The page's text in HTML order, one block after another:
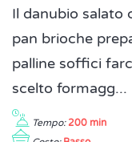
Il danubio salato
pan brioche
palline soffici
scelto formagg...
Tempo: 200 min